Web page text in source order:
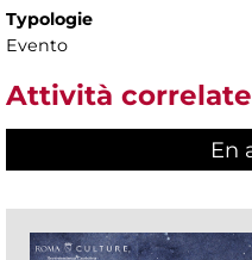
Typologie
Evento
Attività correlate
En